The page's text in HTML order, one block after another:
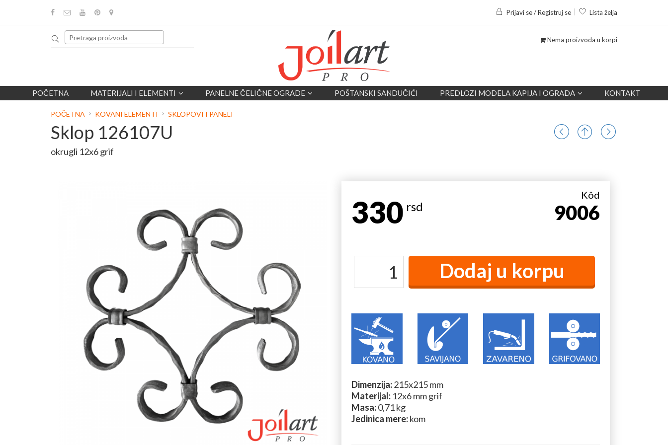
Prijavi se / Registruj se Lista želja
Nema proizvoda u korpi
POČETNA MATERIJALI I ELEMENTI PANELNE ČELIČNE OGRADE POŠTANSKI SANDUČIĆI PREDLOZI MODELA KAPIJA I OGRADA KONTAKT
POČETNA KOVANI ELEMENTI SKLOPOVI I PANELI
Sklop 126107U
okrugli 12x6 grif
330 rsd
Kôd
9006
Dimenzija:215x215 mm
Materijal: 12x6 mm grif
Masa:0,71 kg
Jedinica mere:kom